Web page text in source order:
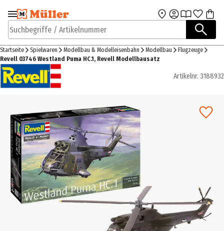
Zur Navigation
springen
Zum Hauptinhalt
Suchbegriffe / Artikelnummer
Startseite Spielwaren Modellbau & Modelleisenbahn Modellbau
Flugzeuge
Revell 03746 Westland Puma HC.1, Revell Modellbausatz
Artikelnr. 3188932